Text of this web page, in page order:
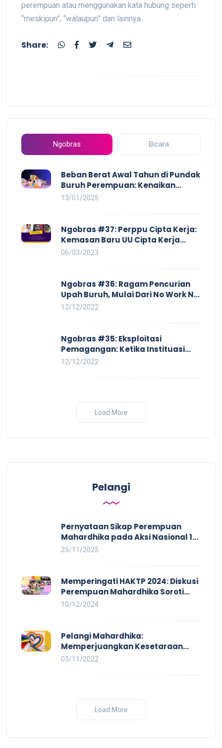
perempuan atau menggunakan kata hubung seperti
“meskipun”, “walaupun” dan lainnya.
Share:
Ngobras Bicara
Beban Berat Awal Tahun di Pundak
Buruh Perempuan: Kenaikan
Harga yang Mencekik, Ancaman
13/01/2025
Ngobras #37: Perppu Cipta Kerja:
Kemasan Baru UU Cipta Kerja
yang Semakin Merugikan Buruh
06/03/2023
Ngobras #36: Ragam Pencurian
Upah Buruh, Mulai Dari No Work No
Pay Hingga Skorsing
12/12/2022
Ngobras #35: Eksploitasi
Pemagangan: Ketika Instituasi
Pendidikan Tunduk pada Hilir
12/12/2022
Load More
Pelangi
Pernyataan Sikap Perempuan
Mahardhika pada Aksi Nasional 16
HAKTP 2025 Kerja Layak dan Bebas
25/11/2025
Memperingati HAKTP 2024: Diskusi
Perempuan Mahardhika Soroti
Kerja Layak yang Inklusif bagi
10/12/2024
Pelangi Mahardhika:
Memperjuangkan Kesetaraan
untuk Pekerja LBTQ
03/11/2022
Load More